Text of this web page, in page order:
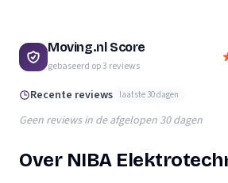
Moving.nl Score
gebaseerd op3 reviews
Recente reviews laatste 30 dagen
Geen reviews in de afgelopen 30 dagen
Over NIBA